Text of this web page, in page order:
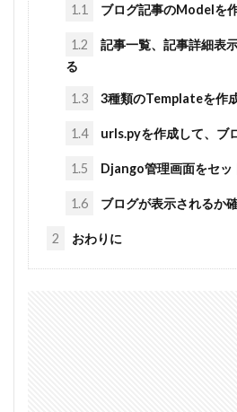
1.1 ブログ記事のModelを
1.2
記事一覧、記事詳細表
る
1.3 3種類のTemplateを作
1.4 urls.pyを作成して、ブ
1.5 Django管理画面をセッ
1.6 ブログが表示されるか
2 おわりに